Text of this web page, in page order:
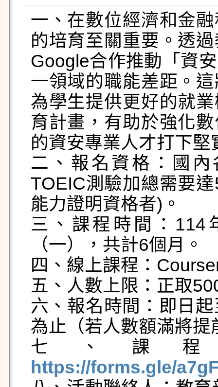
一、在數位經濟和金
的培育至關重要。透
Google合作推動「資
一領域的職能差距。
為學生提供更好的就
育計畫，有助於強化
的資安專業人才打下堅
二、報名資格：國
TOEIC測驗加總需要
能力證明資格者)。
三、課程時間：
（一），共計6個月。
四、線上課程：
五、人數上限：正取
六、報名時間：即日
為止（若人數額滿將提
七、課
https://forms.gle/